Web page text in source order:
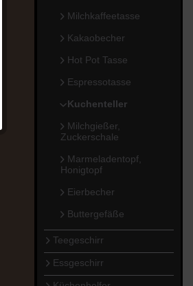
Milchkaffeetasse
Kakaobecher
Hot Pot Tasse
Espressotasse
Kuchenteller
Milchgießer,
Zuckerschale
Marmeladentopf,
Honigtopf
Eierbecher
Buttergefäße
Teegeschirr
Essgeschirr